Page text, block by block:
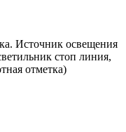
Источник освещения
стоп линия,
отметка)